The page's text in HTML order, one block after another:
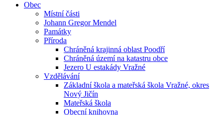
Obec
Místní části
Johann Gregor Mendel
Památky
Příroda
Chráněná krajinná oblast Poodří
Chráněná území na katastru obce
Jezero U estakády Vražné
Vzdělávání
Základní škola a mateřská škola Vražné, okres
Nový Jičín
Mateřská škola
Obecní knihovna